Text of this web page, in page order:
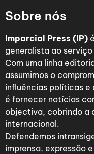
Sobre nós
Imparcial Press (IP)
generalista ao
Com uma linha
assumimos o
influências políticas e
é fornecer notícias
objectiva, cobrindo a
internacional.
Defendemos
imprensa, expressão